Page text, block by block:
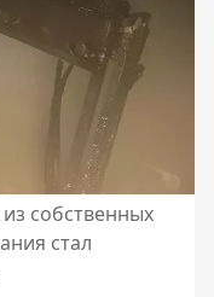
собственных
стал